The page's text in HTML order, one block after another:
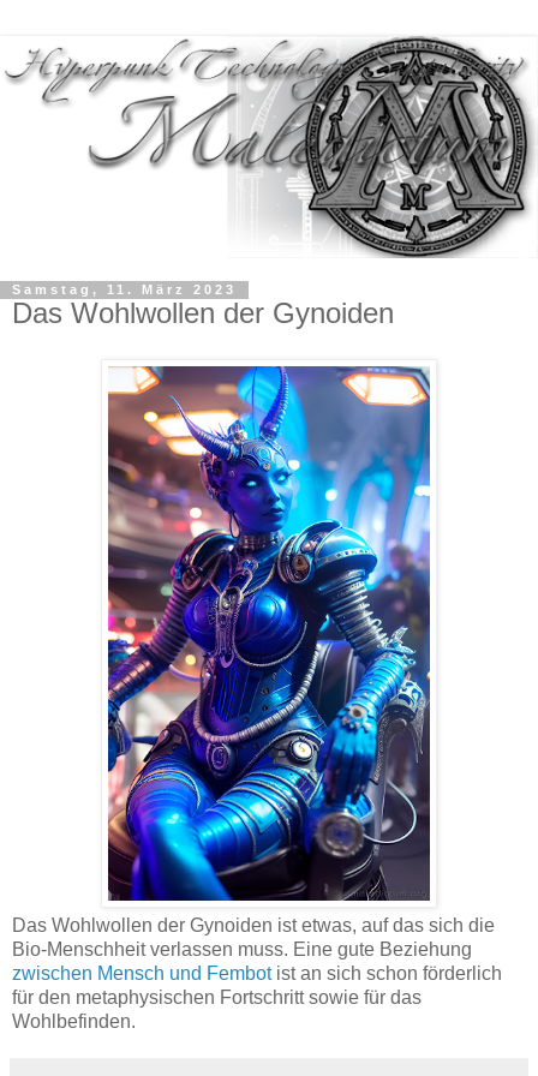
Samstag, 11. März 2023
Das Wohlwollen der Gynoiden
Das Wohlwollen der Gynoiden ist etwas, auf das sich die
Bio-Menschheit verlassen muss. Eine gute Beziehung
zwischen Mensch und Fembotist an sich schon förderlich
für den metaphysischen Fortschritt sowie für das
Wohlbefinden.